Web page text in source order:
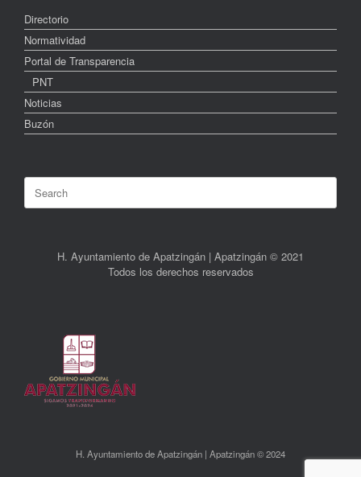
Directorio
Normatividad
Portal de Transparencia
PNT
Noticias
Buzón
Search
for:
H. Ayuntamiento de Apatzingán | Apatzingán © 2021
Todos los derechos reservados
H. Ayuntamiento de Apatzingán | Apatzingán © 2024